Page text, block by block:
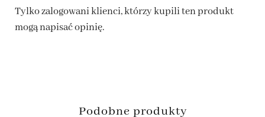
Tylko zalogowani klienci, którzy kupili ten produkt
mogą napisać opinię.
Podobne produkty